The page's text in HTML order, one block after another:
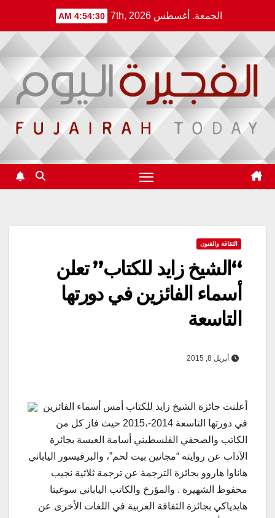
content
الجمعة. أغسطس 7th, 2026 4:54:31 AM
الثقافة والفنون
“الشيخ زايد للكتاب” تعلن
أسماء الفائزين في دورتها
التاسعة
أبريل 8, 2015
أعلنت جائزة الشيخ زايد للكتاب أمس أسماء الفائزين
في دورتها التاسعة 2014-،2015 حيث فاز كل من
الكاتب والصحفي الفلسطيني أسامة العيسة بجائزة
الآداب عن روايته “مجانين بيت لحم”، والبرفيسور الياباني
هاناوا هاروو بجائزة الترجمة عن ترجمة ثلاثية نجيب
محفوظ الشهيرة . والمؤرخ والكاتب الياباني سوغيتا
هايدياكي بجائزة الثقافة العربية في اللغات الأخرى عن